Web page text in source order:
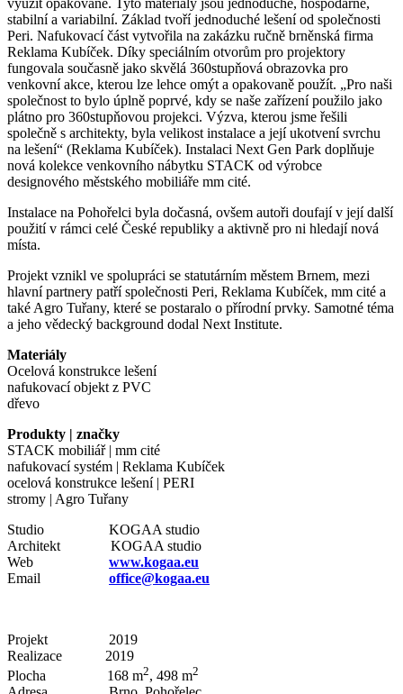
stabilní a variabilní. Základ tvoří jednoduché lešení od společnosti
Peri. Nafukovací část vytvořila na zakázku ručně brněnská firma
Reklama Kubíček. Díky speciálním otvorům pro projektory
fungovala současně jako skvělá 360stupňová obrazovka pro
venkovní akce, kterou lze lehce omýt a opakovaně použít. „Pro naši
společnost to bylo úplně poprvé, kdy se naše zařízení použilo jako
plátno pro 360stupňovou projekci. Výzva, kterou jsme řešili
společně s architekty, byla velikost instalace a její ukotvení svrchu
na lešení“ (Reklama Kubíček). Instalaci Next Gen Park doplňuje
nová kolekce venkovního nábytku STACK od výrobce
designového městského mobiliáře mm cité.
Instalace na Pohořelci byla dočasná, ovšem autoři doufají v její další
použití v rámci celé České republiky a aktivně pro ni hledají nová
místa.
Projekt vznikl ve spolupráci se statutárním městem Brnem, mezi
hlavní partnery patří společnosti Peri, Reklama Kubíček, mm cité a
také Agro Tuřany, které se postaralo o přírodní prvky. Samotné téma
a jeho vědecký background dodal Next Institute.
Materiály
Ocelová konstrukce lešení
nafukovací objekt z PVC
dřevo
Produkty | značky
STACK mobiliář | mm cité
nafukovací systém | Reklama Kubíček
ocelová konstrukce lešení | PERI
stromy | Agro Tuřany
Studio KOGAA studio
Architekt KOGAA studio
Web www.kogaa.eu
Email office@kogaa.eu
Projekt 2019
Realizace 2019
Plocha 168 m2, 498 m2